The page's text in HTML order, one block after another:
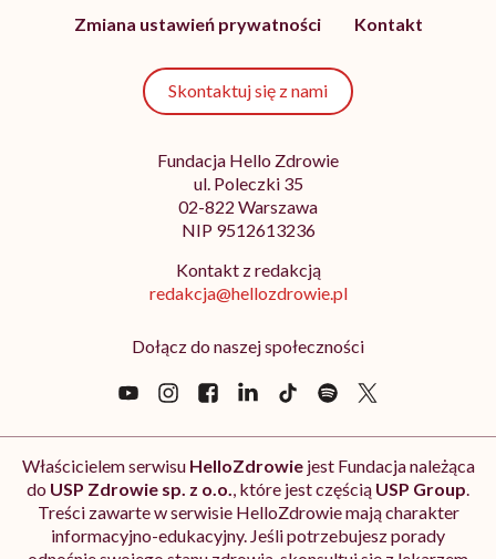
Zmiana ustawień prywatności
Kontakt
Skontaktuj się z nami
Fundacja Hello Zdrowie
ul. Poleczki 35
02-822 Warszawa
NIP 9512613236
Kontakt z redakcją
redakcja@hellozdrowie.pl
Dołącz do naszej społeczności
Właścicielem serwisu HelloZdrowiejest Fundacja należąca
do USP Zdrowie sp. z o.o., które jest częścią USP Group.
Treści zawarte w serwisie HelloZdrowie mają charakter
informacyjno-edukacyjny. Jeśli potrzebujesz porady